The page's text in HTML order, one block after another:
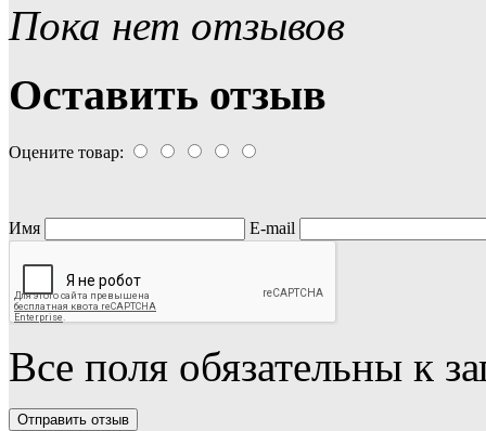
Пока нет отзывов
Оставить отзыв
Оцените товар:
Имя E-mail
Все поля обязательны к